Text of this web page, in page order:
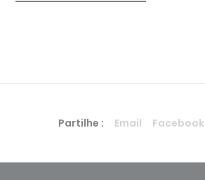
Partilhe : Email Facebook